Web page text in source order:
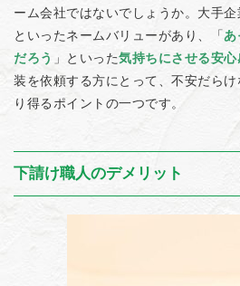
ーム会社ではないでしょうか。大手
といったネームバリューがあり、「 あ
だろう 」といった気持ちにさせる安心
装を依頼する方にとって、不安だら
り得るポイントの一つです。
下請け職人のデメリット